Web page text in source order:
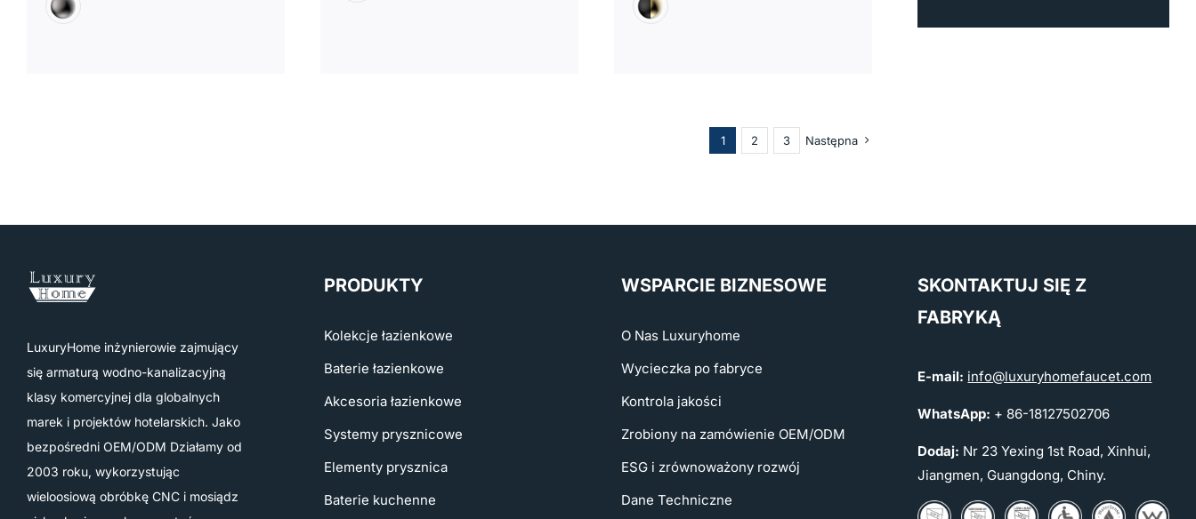
1 2 3 Następna
LuxuryHome inżynierowie zajmujący
się armaturą wodno-kanalizacyjną
klasy komercyjnej dla globalnych
marek i projektów hotelarskich. Jako
bezpośredni OEM/ODM Działamy od
2003 roku, wykorzystując
wieloosiową obróbkę CNC i mosiądz
PRODUKTY
Kolekcje łazienkowe
Baterie łazienkowe
Akcesoria łazienkowe
Systemy prysznicowe
Elementy prysznica
Baterie kuchenne
WSPARCIE BIZNESOWE
O Nas Luxuryhome
Wycieczka po fabryce
Kontrola jakości
Zrobiony na zamówienie OEM/ODM
ESG i zrównoważony rozwój
Dane Techniczne
SKONTAKTUJ SIĘ Z
FABRYKĄ
E-mail: info@luxuryhomefaucet.com
WhatsApp: + 86-18127502706
Dodaj: Nr 23 Yexing 1st Road, Xinhui,
Jiangmen, Guangdong, Chiny.